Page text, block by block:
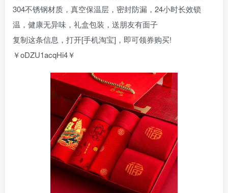
304不锈钢材质，真空保温层，密封防漏，24小时长效锁
温，健康无异味，礼盒包装，送朋友有面子
复制这条信息，打开[手机淘宝]，即可领券购买!
￥oDZU1acqHi4￥